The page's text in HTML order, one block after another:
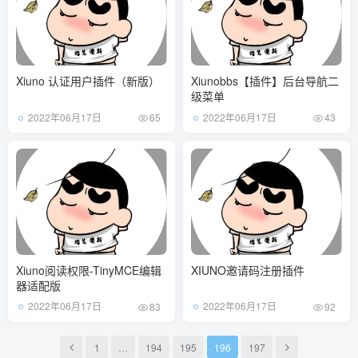
Xiuno 认证用户插件（新版）
2022年06月17日 65
Xiunobbs【插件】后台导航二
级菜单
2022年06月17日 43
Xiuno阅读权限-TinyMCE编辑
器适配版
2022年06月17日 83
XIUNO邀请码注册插件
2022年06月17日 92
1 194 195 196 197